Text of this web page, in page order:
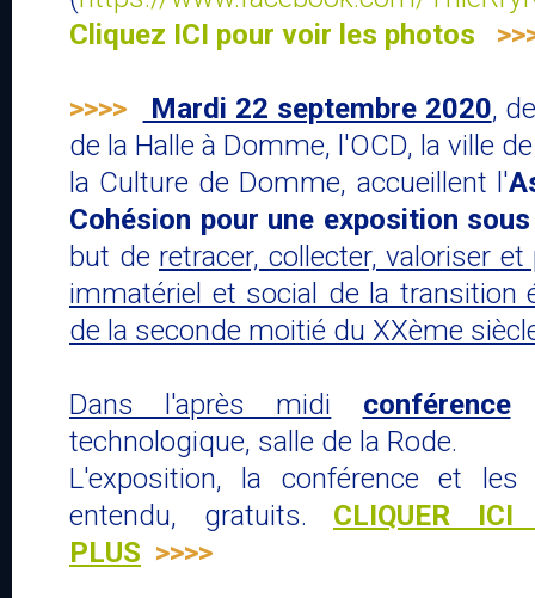
Cliquez ICI pour voir les photos
>>>> Mardi 22 septembre 2020,
de la Halle à Domme, l'OCD, la ville
la Culture de Domme, accueillent l'
Cohésion pour une exposition
but de retracer, collecter, valoriser
immatériel et social de la transition
de la seconde moitié du XXème
Dans l'après midi conférence
technologique, salle de la Rode.
L'exposition, la conférence et
entendu, gratuits. CLIQUER
PLUS >>>>